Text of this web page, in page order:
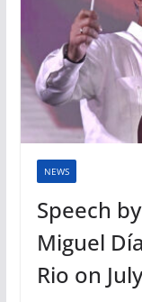
NEWS
Speech
Miguel
Rio on